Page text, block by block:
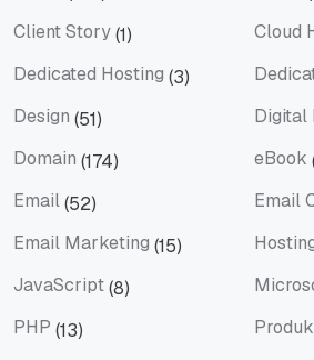
Client Story(1) Cloud
Dedicated Hosting (3)
Design (51) Digital
Domain (174) eBook
Email(52) Email
Email Marketing (15)
JavaScript(8)
PHP (13)